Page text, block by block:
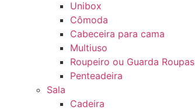
Unibox
Cômoda
Cabeceira para cama
Multiuso
Roupeiro ou Guarda Roupas
Penteadeira
Sala
Cadeira